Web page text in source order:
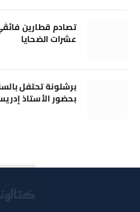
تصادم قطارين
عشرات الضحايا
بحضور الأستاذ